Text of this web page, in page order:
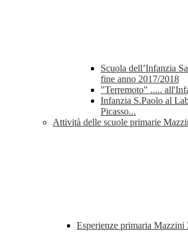
Scuola dell’Infanzia
fine anno 2017/2018
"Terremoto" .....
Infanzia S.Paolo al
Picasso...
Attività delle scuole primarie
Esperienze primaria Mazzini